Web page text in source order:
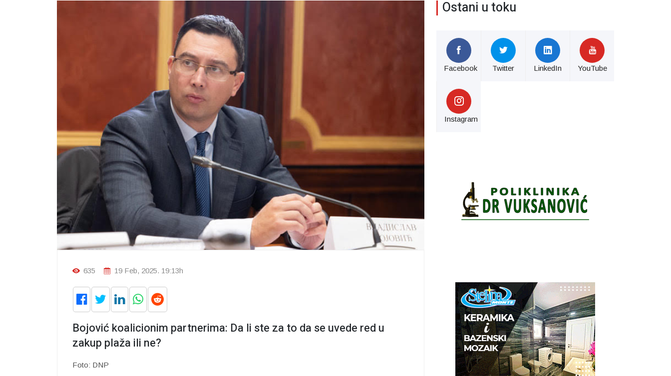
635 19 Feb, 2025. 19:13h
Bojović koalicionim partnerima: Da li ste za to da se uvede red u
zakup plaža ili ne?
Foto: DNP
Ostani u toku
Facebook Twitter LinkedIn YouTube
Instagram